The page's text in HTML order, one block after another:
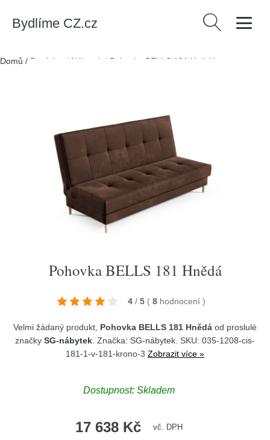
Bydlíme CZ.cz Vyhledávání
Domů / Produkty / Nábytek / Pohovka BELLS 181 Hnědá
Pohovka BELLS 181 Hnědá
4 / 5 ( 8 hodnocení )
Velmi žádaný produkt, Pohovka BELLS 181 Hnědá od proslulé
značky SG-nábytek . Značka: SG-nábytek . SKU: 035-1208-cis-
181-1-v-181-krono-3 Zobrazit více »
Dostupnost: Skladem
17 638 Kč vč. DPH